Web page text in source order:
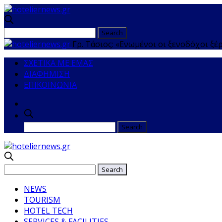
Γρ. Τάσιος: «Ενωμένοι οι ξενοδόχοι
ΣΧΕΤΙΚΑ ΜΕ ΕΜΑΣ
ΔΙΑΦΗΜΙΣΗ
ΕΠΙΚΟΙΝΩΝΙΑ
NEWS
TOURISM
HOTEL TECH